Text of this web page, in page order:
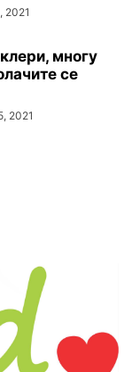
2021
многу
се
2021